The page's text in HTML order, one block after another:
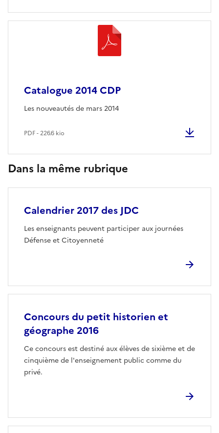
Catalogue 2014 CDP
Les nouveautés de mars 2014
PDF - 226.6 kio
Dans la même rubrique
Calendrier 2017 des JDC
Les enseignants peuvent participer aux journées
Défense et Citoyenneté
Concours du petit historien et
géographe 2016
Ce concours est destiné aux élèves de sixième et de
cinquième de l'enseignement public comme du
privé.